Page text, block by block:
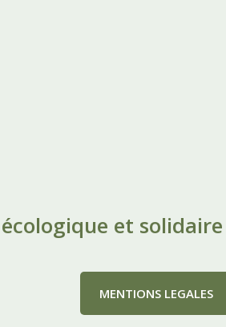
et solidaire
MENTIONS LEGALES